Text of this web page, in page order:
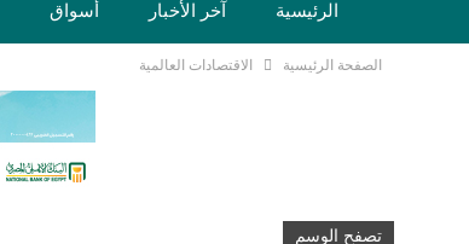
الرئيسية آخر الأخبار أسواق
تكنولوجيا وسيارات دولي
الصفحة الرئيسية الاقتصادات العالمية
تصفح الوسم